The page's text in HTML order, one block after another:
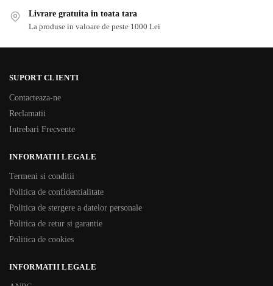
Livrare gratuita in toata tara
La produse in valoare de peste 1000 Lei
SUPORT CLIENTI
Contacteaza-ne
Reclamatii
Intrebari Frecvente
INFORMATII LEGALE
Termeni si conditii
Politica de confidentialitate
Politica de stergere a datelor personale
Politica de retur si garantie
Politica de cookies
INFORMATII LEGALE